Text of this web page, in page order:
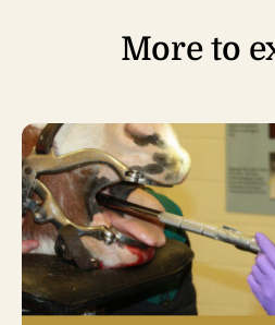
More to